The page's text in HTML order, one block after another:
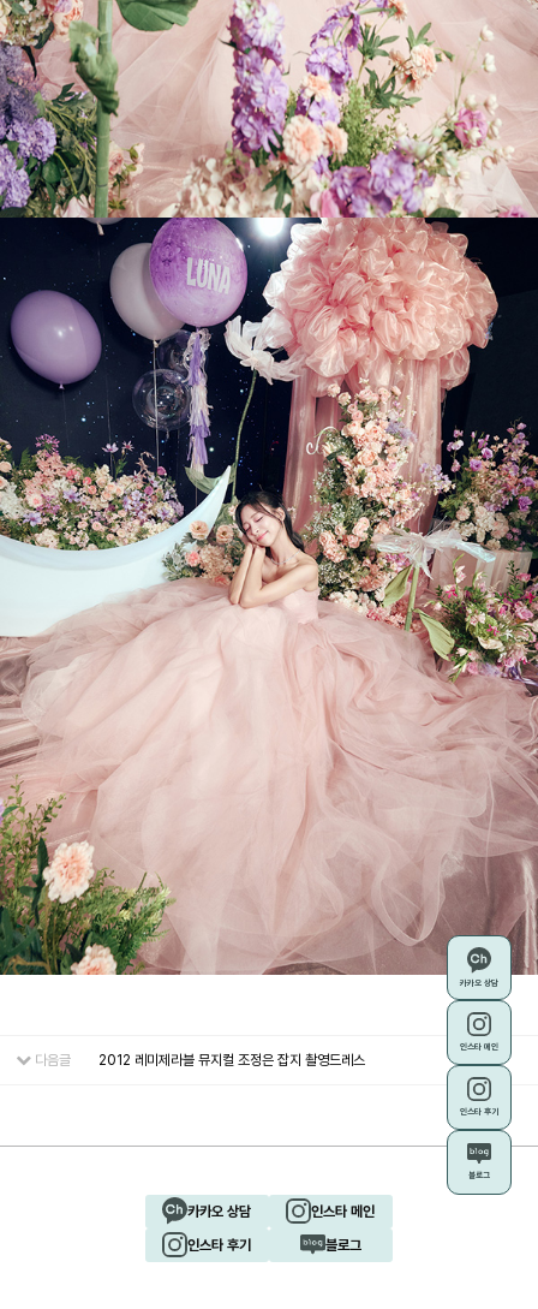
다음글 2012 레미제라블 뮤지컬 조정은 잡지 촬영드레스
카카오 상담
인스타 메인
인스타 후기
블로그
카카오 상담
인스타 메인
인스타 후기
블로그